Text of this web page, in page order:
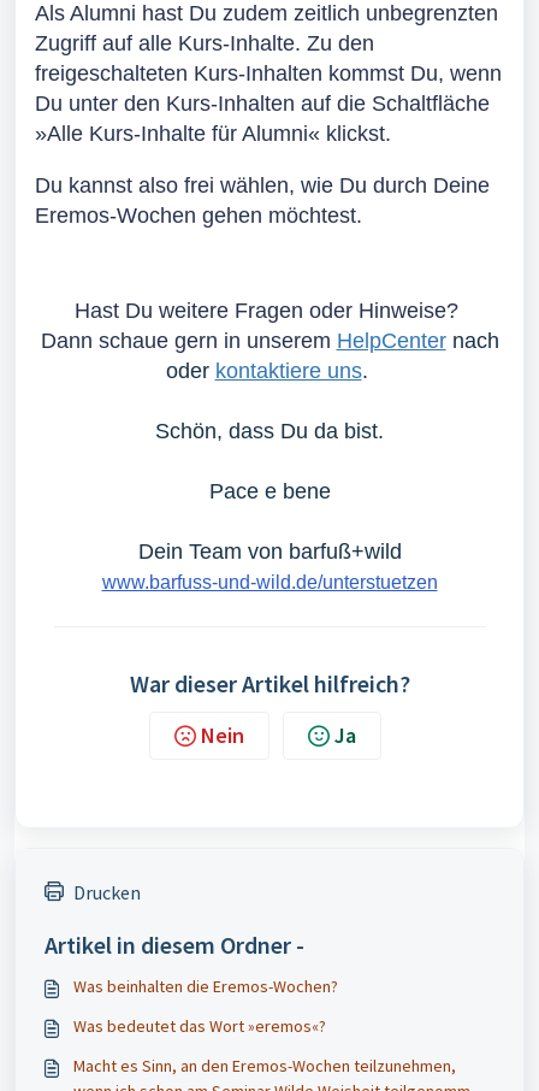
Als Alumni hast Du zudem zeitlich unbegrenzten
Zugriff auf alle Kurs-Inhalte. Zu den
freigeschalteten Kurs-Inhalten kommst Du, wenn
Du unter den Kurs-Inhalten auf die Schaltfläche
»Alle Kurs-Inhalte für Alumni« klickst.
Du kannst also frei wählen, wie Du durch Deine
Eremos-Wochen gehen möchtest.
Hast Du weitere Fragen oder Hinweise?
Dann schaue gern in unserem HelpCenternach
oder kontaktiere uns.
Schön, dass Du da bist.
Pace e bene
Dein Team von barfuß+wild
www.barfuss-und-wild.de/unterstuetzen
War dieser Artikel hilfreich?
Nein Ja
Drucken
Artikel in diesem Ordner -
Was beinhalten die Eremos-Wochen?
Was bedeutet das Wort »eremos«?
Macht es Sinn, an den Eremos-Wochen teilzunehmen,